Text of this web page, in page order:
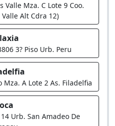
Valle Mza. C Lote 9 Coo.
Valle Alt Cdra 12)
3? Piso Urb. Peru
Mza. A Lote 2 As. Filadelfia
Urb. San Amadeo De